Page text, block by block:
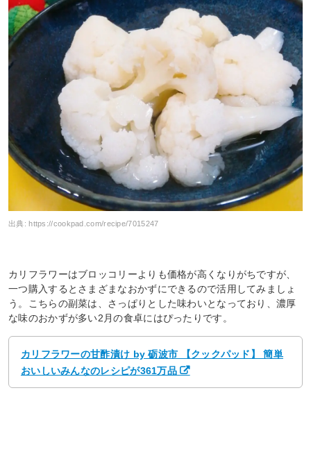
出典:https://cookpad.com/recipe/7015247
カリフラワーはブロッコリーよりも価格が高くなりがちですが、
一つ購入するとさまざまなおかずにできるので活用してみましょ
う。こちらの副菜は、さっぱりとした味わいとなっており、濃厚
な味のおかずが多い2月の食卓にはぴったりです。
カリフラワーの甘酢漬け by 砺波市 【クックパッド】 簡単
おいしいみんなのレシピが361万品